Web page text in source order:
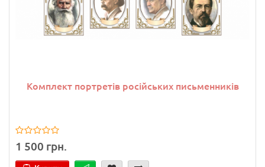
Комплект портретів російських письменників
1 500 грн.